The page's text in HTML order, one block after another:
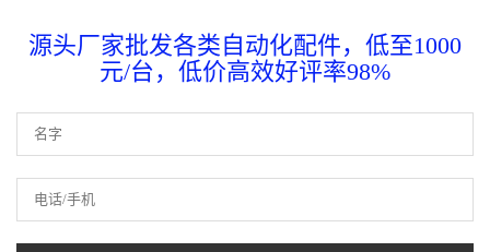
源头厂家批发各类自动化配件，低至1000
元/台，低价高效好评率98%